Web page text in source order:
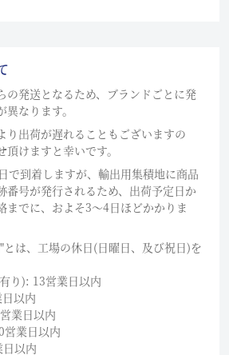
の発送となるため、ブランドごとに発
なります。
り出荷が遅れることもございますの
けますと幸いです。
で到着しますが、輸出用集積地に商品
番号が発行されるため、出荷予定日か
までに、およそ3〜4日ほどかかりま
は、工場の休日(日曜日、及び祝日)を
り): 13営業日以内
以内
業日以内
業日以内
以内